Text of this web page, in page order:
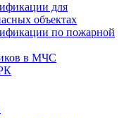
для
объектах
по пожарной
в МЧС